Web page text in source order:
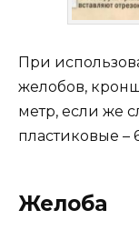
При
желобов,
метр, если же
пластиковые –
Желоба